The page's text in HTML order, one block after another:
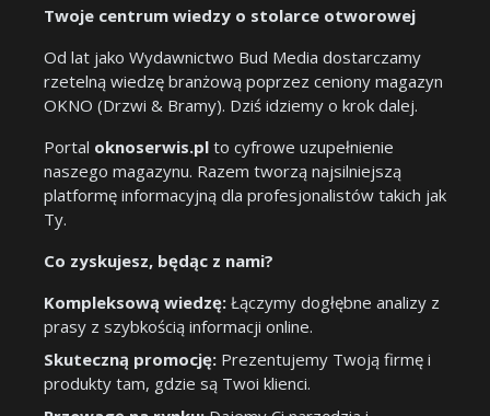
Twoje centrum wiedzy o stolarce otworowej
Od lat jako Wydawnictwo Bud Media dostarczamy
rzetelną wiedzę branżową poprzez ceniony magazyn
OKNO (Drzwi & Bramy). Dziś idziemy o krok dalej.
Portal oknoserwis.pl to cyfrowe uzupełnienie
naszego magazynu. Razem tworzą najsilniejszą
platformę informacyjną dla profesjonalistów takich jak
Ty.
Co zyskujesz, będąc z nami?
Kompleksową wiedzę: Łączymy dogłębne analizy z
prasy z szybkością informacji online.
Skuteczną promocję: Prezentujemy Twoją firmę i
produkty tam, gdzie są Twoi klienci.